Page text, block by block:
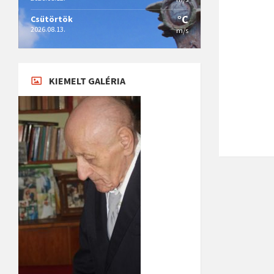
Csütörtök
2026.08.13.
°C
m/s
KIEMELT GALÉRIA